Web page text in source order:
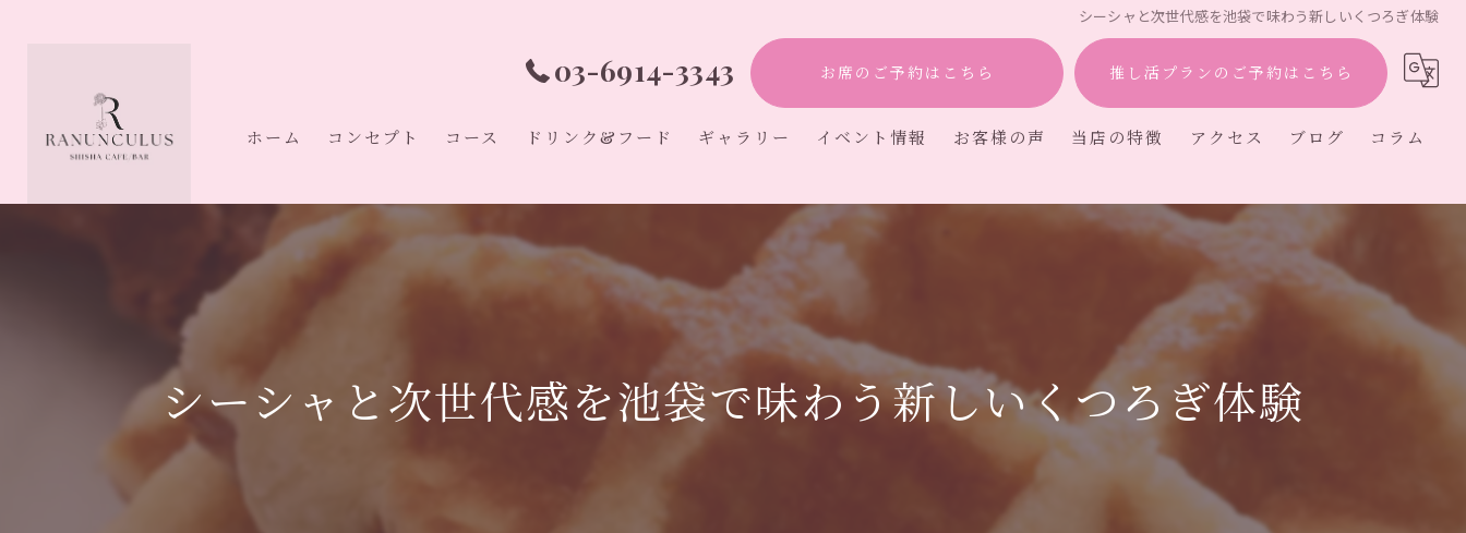
シーシャと次世代感を池袋で味わう新しいくつろぎ体験
03-6914-3343 お席のご予約はこちら 推し活プランのご予約はこちら
ホーム コンセプト コース ドリンク&フード ギャラリー イベント情報 お客様の声 当店の特徴
アフタヌーンティー
オタ活
推し活
アクセス ブログ コラム
シーシャと次世代感を池袋で味わう新しいくつろぎ体験